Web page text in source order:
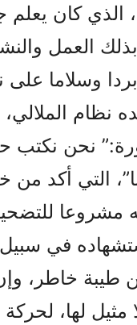
الذي کان يعلم
العمل
وسلاما على
نظام الملالي،
نحن نكتب
التي أکد من
في
طيبة خاطر،
مثيل لها،